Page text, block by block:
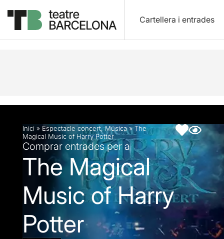
Cartellera i entrades
Descripció Fitxa artística
Inici » Espectacle concert,Música»The
Magical Music of Harry Potter
Comprar entrades per a
The Magical
Music of Harry
Potter